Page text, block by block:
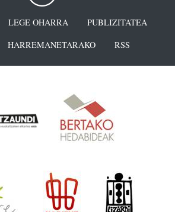
LEGE OHARRA
PUBLIZITATEA
HARREMANETARAKO RSS